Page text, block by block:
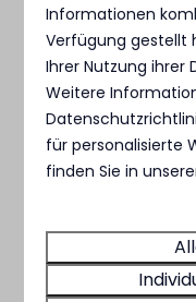
Verwendung von
die Funktionalität
Website
Einsicht,
haben, haben
Möglichkeit, Ihre
Wenn das von
Informationen
Verfügung gestellt
Ihrer Nutzung ihrer
Weitere
für personalisierte
finden Sie in